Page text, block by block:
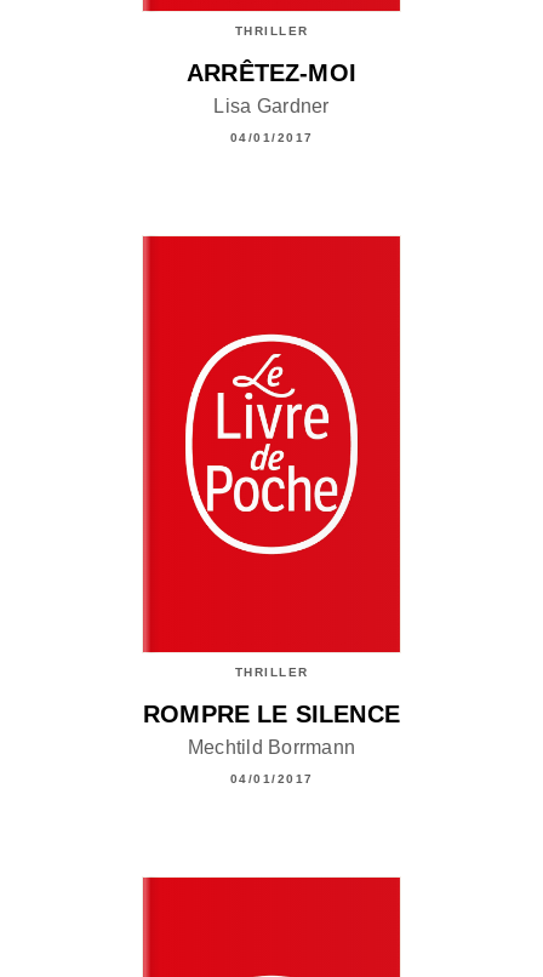
THRILLER
ARRÊTEZ-MOI
Lisa Gardner
04/01/2017
THRILLER
ROMPRE LE SILENCE
Mechtild Borrmann
04/01/2017